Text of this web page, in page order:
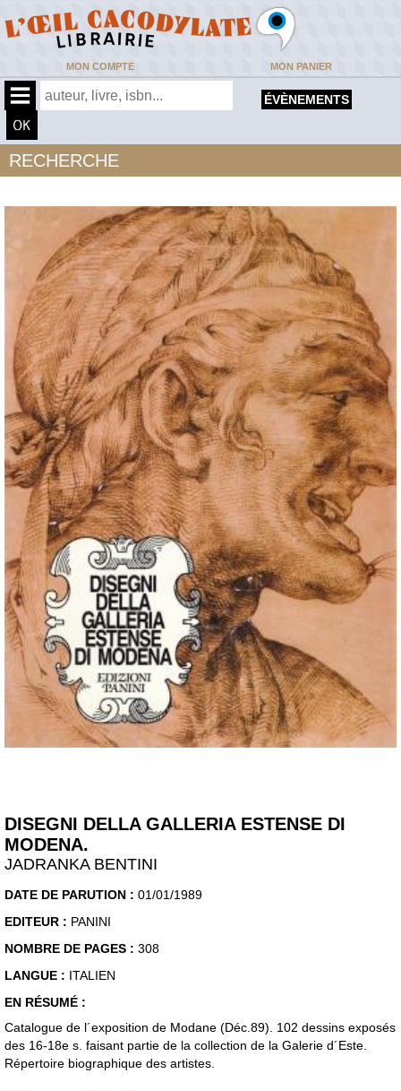
MON COMPTE MON PANIER
ÉVÈNEMENTS
RECHERCHE
DISEGNI DELLA GALLERIA ESTENSE DI
MODENA.
JADRANKA BENTINI
DATE DE PARUTION : 01/01/1989
EDITEUR : PANINI
NOMBRE DE PAGES : 308
LANGUE : ITALIEN
EN RÉSUMÉ :
Catalogue de l´exposition de Modane (Déc.89). 102 dessins exposés
des 16-18e s. faisant partie de la collection de la Galerie d´Este.
Répertoire biographique des artistes.